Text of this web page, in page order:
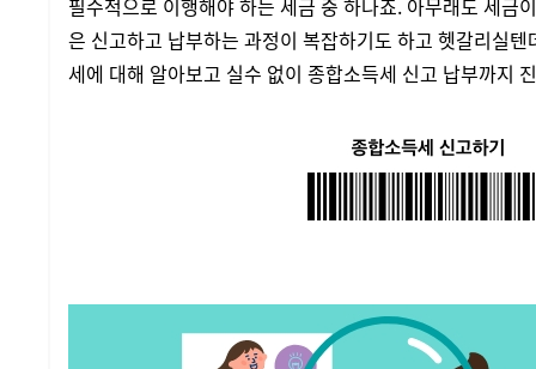
필수적으로 이행해야 하는 세금 중 하나죠. 아무래도 세금
은 신고하고 납부하는 과정이 복잡하기도 하고 헷갈리실
세에 대해 알아보고 실수 없이 종합소득세 신고 납부까지